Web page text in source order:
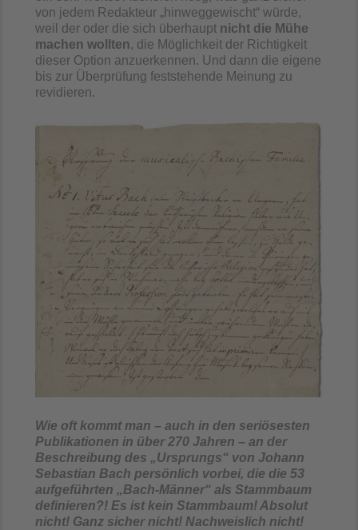
von jedem Redakteur „hinweggewischt“ würde,
weil der oder die sich überhaupt nicht die Mühe
machen wollten, die Möglichkeit der Richtigkeit
dieser Option anzuerkennen. Und dann die eigene
bis zur Überprüfung feststehende Meinung zu
revidieren.
Wie oft kommt man – auch in den seriösesten
Publikationen in über 270 Jahren – an der
Beschreibung des „Ursprungs“ von Johann
Sebastian Bach persönlich vorbei, die die 53
aufgeführten „Bach-Männer“ als Stammbaum
definieren?! Es ist kein Stammbaum! Absolut
nicht! Ganz sicher nicht! Nachweislich nicht!